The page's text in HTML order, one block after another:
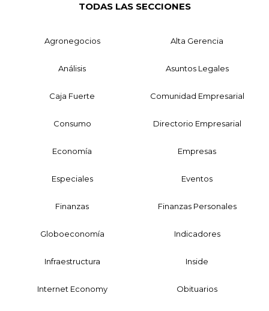
TODAS LAS SECCIONES
Agronegocios Alta Gerencia
Análisis Asuntos Legales
Caja Fuerte Comunidad Empresarial
Consumo Directorio Empresarial
Economía Empresas
Especiales Eventos
Finanzas Finanzas Personales
Globoeconomía Indicadores
Infraestructura Inside
Internet Economy Obituarios